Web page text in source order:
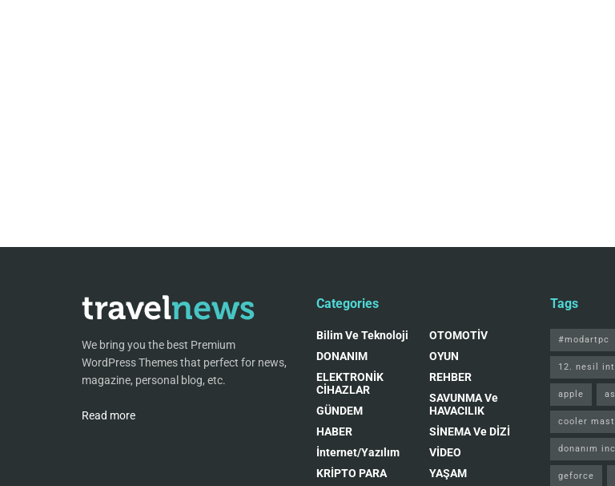
We bring you the best Premium
WordPress Themes that perfect for news,
magazine, personal blog, etc.
Read more
Categories
Bilim Ve Teknoloji
DONANIM
ELEKTRONİK
CİHAZLAR
GÜNDEM
HABER
İnternet/Yazılım
KRİPTO PARA
OTOMOTİV
OYUN
REHBER
SAVUNMA Ve
HAVACILIK
SİNEMA Ve DİZİ
VİDEO
YAŞAM
Tags
#modartpc
12. nesil
apple
cooler
donanım
geforce